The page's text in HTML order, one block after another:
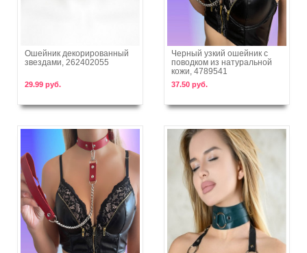
В корзину
Ошейник декорированный
звездами, 262402055
29.99 руб.
В корзину
Черный узкий ошейник с
поводком из натуральной
кожи, 4789541
37.50 руб.